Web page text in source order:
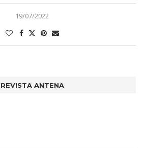
19/07/2022
REVISTA ANTENA